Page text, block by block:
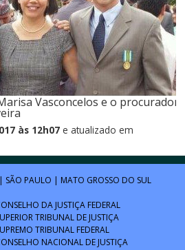
Vasconcelos e o procurador
às 12h07e atualizado em
| SÃO PAULO | MATO GROSSO DO SUL
DA JUSTIÇA FEDERAL
TRIBUNAL DE JUSTIÇA
TRIBUNAL FEDERAL
NACIONAL DE JUSTIÇA